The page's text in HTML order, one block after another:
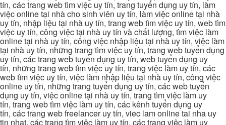
tín, các trang web tìm việc uy tín, trang tuyển dụng uy tín, làm
việc online tại nhà cho sinh viên uy tín, làm việc online tại nhà
uy tín, nhập liệu tại nhà uy tín, trang web tìm việc uy tín, web tìm
việc uy tín, công việc tại nhà uy tín và chất lượng, tìm việc làm
online tại nhà uy tín, công việc nhập liệu tại nhà uy tín, việc làm
tại nhà uy tín, những trang tìm việc uy tín, trang web tuyển dụng
uy tín, các trang web tuyển dụng uy tín, web tuyển dụng uy
tín, những trang web tìm việc uy tín, trang việc làm uy tín, các
web tìm việc uy tín, việc làm nhập liệu tại nhà uy tín, công việc
online uy tín, những trang tuyển dụng uy tín, các web tuyển
dụng uy tín, việc online tại nhà uy tín, trang tìm việc làm uy
tín, trang web tìm việc làm uy tín, các kênh tuyển dụng uy
tín, các trang web freelancer uy tín, viec lam online tai nha uy
tin nhat, các trang tìm việc làm uy tín, các trang việc làm uy